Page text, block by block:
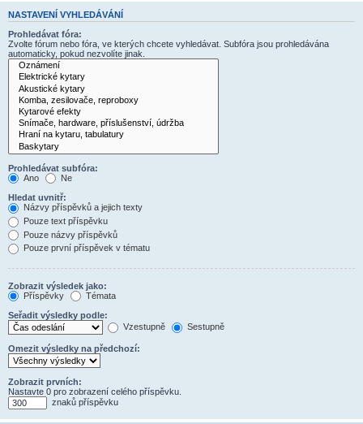
NASTAVENÍ VYHLEDÁVÁNÍ
Prohledávat fóra:
Zvolte fórum nebo fóra, ve kterých chcete vyhledávat. Subfóra jsou prohledávána
automaticky, pokud nezvolíte jinak.
Prohledávat subfóra:
Ano
Ne
Hledat uvnitř:
Názvy příspěvků a jejich texty
Pouze text příspěvku
Pouze názvy příspěvků
Pouze první příspěvek v tématu
Zobrazit výsledek jako:
Příspěvky
Témata
Seřadit výsledky podle:
Vzestupně
Sestupně
Omezit výsledky na předchozí:
Zobrazit prvních:
Nastavte 0 pro zobrazení celého příspěvku.
znaků příspěvku